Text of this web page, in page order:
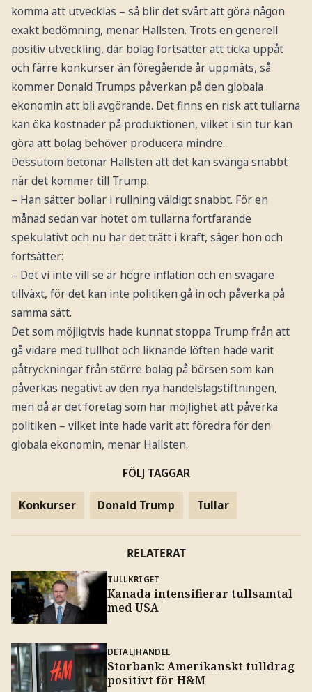
komma att utvecklas – så blir det svårt att göra någon
exakt bedömning, menar Hallsten. Trots en generell
positiv utveckling, där bolag fortsätter att ticka uppåt
och färre konkurser än föregående år uppmäts, så
kommer Donald Trumps påverkan på den globala
ekonomin att bli avgörande. Det finns en risk att tullarna
kan öka kostnader på produktionen, vilket i sin tur kan
göra att bolag behöver producera mindre.
Dessutom betonar Hallsten att det kan svänga snabbt
när det kommer till Trump.
– Han sätter bollar i rullning väldigt snabbt. För en
månad sedan var hotet om tullarna fortfarande
spekulativt och nu har det trätt i kraft, säger hon och
fortsätter:
– Det vi inte vill se är högre inflation och en svagare
tillväxt, för det kan inte politiken gå in och påverka på
samma sätt.
Det som möjligtvis hade kunnat stoppa Trump från att
gå vidare med tullhot och liknande löften hade varit
påtryckningar från större bolag på börsen som kan
påverkas negativt av den nya handelslagstiftningen,
men då är det företag som har möjlighet att påverka
politiken – vilket inte hade varit att föredra för den
globala ekonomin, menar Hallsten.
FÖLJ TAGGAR
Konkurser Donald Trump Tullar
RELATERAT
TULLKRIGET
Kanada intensifierar tullsamtal
med USA
DETALJHANDEL
Storbank: Amerikanskt tulldrag
positivt för H&M